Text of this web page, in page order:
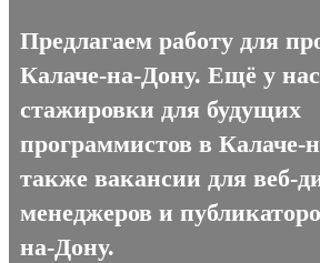
Предлагаем работу для
Калаче-на-Дону. Ещё у нас
стажировки для будущих
программистов в Калаче-
также вакансии для веб-
менеджеров и
на-Дону.